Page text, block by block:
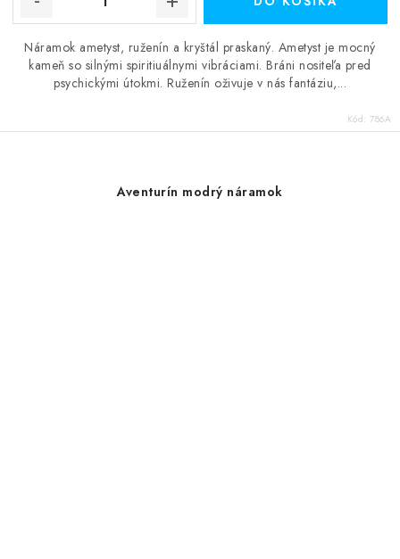
Náramok ametyst, ruženín a kryštál praskaný. Ametyst je mocný
kameň so silnými spiritiuálnymi vibráciami. Bráni nositeľa pred
psychickými útokmi. Ruženín oživuje v nás fantáziu,...
Kód: 786A
Aventurín modrý náramok